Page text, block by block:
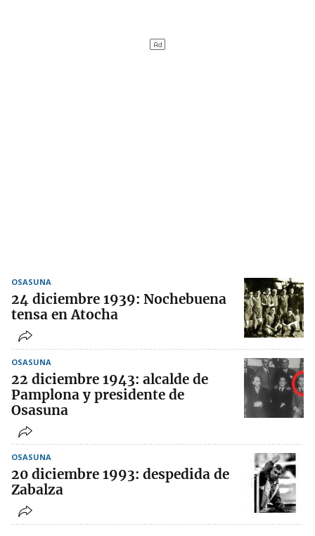
OSASUNA
24 diciembre 1939: Nochebuena
tensa en Atocha
OSASUNA
22 diciembre 1943: alcalde de
Pamplona y presidente de
Osasuna
OSASUNA
20 diciembre 1993: despedida de
Zabalza